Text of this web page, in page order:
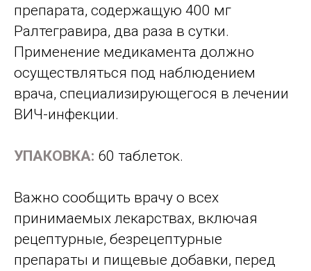
препарата, содержащую 400 мг
Ралтегравира, два раза в сутки.
Применение медикамента должно
осуществляться под наблюдением
врача, специализирующегося в лечении
ВИЧ-инфекции.
УПАКОВКА: 60 таблеток.
Важно сообщить врачу о всех
принимаемых лекарствах, включая
рецептурные, безрецептурные
препараты и пищевые добавки, перед